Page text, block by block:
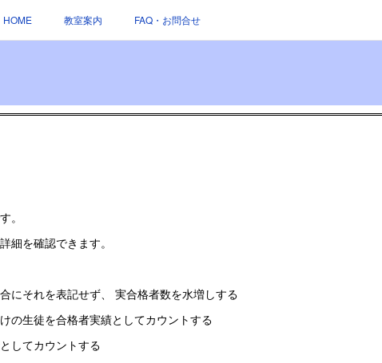
HOME 教室案内 FAQ・お問合せ
。
細を確認できます。
にそれを表記せず、 実合格者数を水増しする
の生徒を合格者実績としてカウントする
してカウントする